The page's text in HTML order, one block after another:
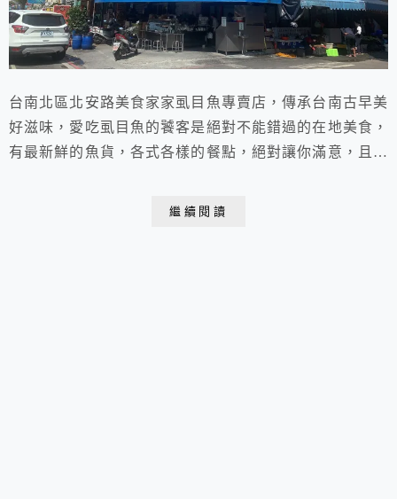
台南北區北安路美食家家虱目魚專賣店，傳承台南古早美
好滋味，愛吃虱目魚的饕客是絕對不能錯過的在地美食，
有最新鮮的魚貨，各式各樣的餐點，絕對讓你滿意，且店
繼續閱讀